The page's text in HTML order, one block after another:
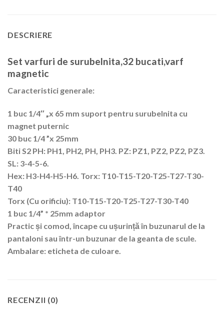
DESCRIERE
Set varfuri de surubelnita,32 bucati,varf
magnetic
Caracteristici generale:
1 buc 1/4″ „x 65 mm suport pentru surubelnita cu
magnet puternic
30 buc 1/4 ”x 25mm
Biti S2 PH: PH1, PH2, PH, PH3. PZ: PZ1, PZ2, PZ2, PZ3.
SL: 3-4-5-6.
Hex: H3-H4-H5-H6. Torx: T10-T15-T20-T25-T27-T30-
T40
Torx (Cu orificiu): T10-T15-T20-T25-T27-T30-T40
1 buc 1/4” * 25mm adaptor
Practic și comod, încape cu ușurință în buzunarul de la
pantaloni sau într-un buzunar de la geanta de scule.
Ambalare: eticheta de culoare.
RECENZII (0)